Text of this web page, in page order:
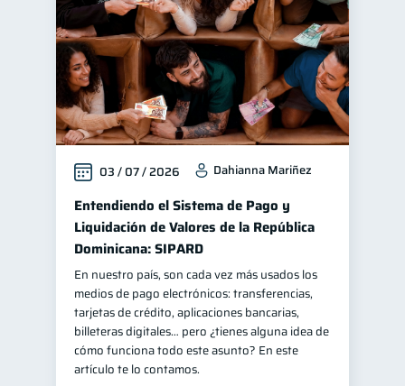
Manejo de deudas 31
Educación financiera
Finanzas para jóvenes 30
Control de deudas 30
Finanzas familiares 25
Inclusión financiera 22
Bienestar financiero 22
Seguridad financiera 13
Salud financiera
Productos financieros 11
Organización Financiera 10
Deudas 10 Préstamos 8
Ahorro 8 Consejos
03 / 07 / 2026 Dahianna Mariñez
Entendiendo el Sistema de Pago y
Liquidación de Valores de la República
Dominicana: SIPARD
En nuestro país, son cada vez más usados los
medios de pago electrónicos: transferencias,
tarjetas de crédito, aplicaciones bancarias,
billeteras digitales… pero ¿tienes alguna idea de
cómo funciona todo este asunto? En este
artículo te lo contamos.